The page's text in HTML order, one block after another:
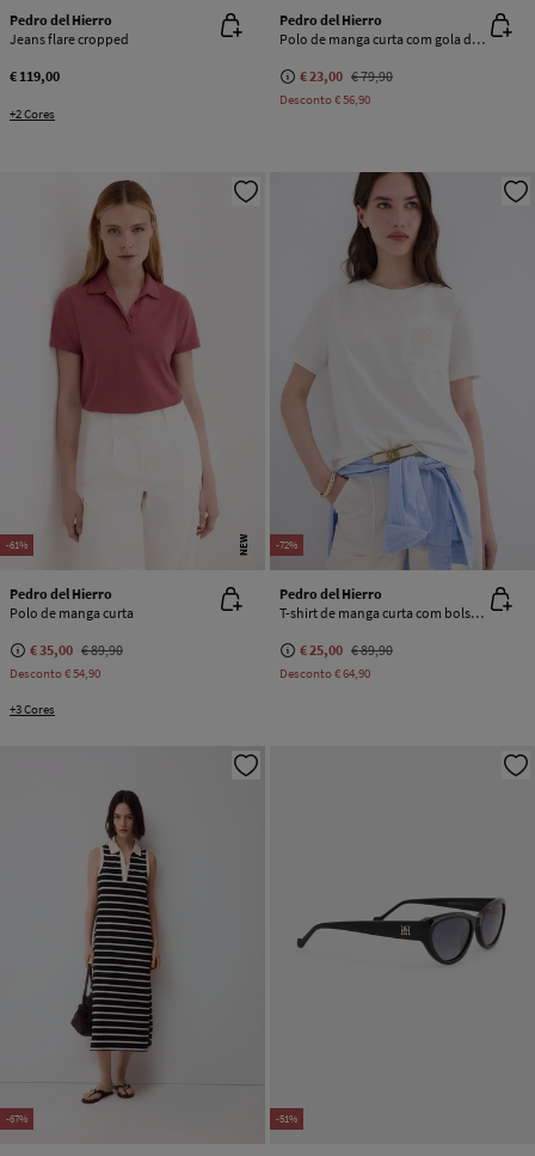
Pedro del Hierro
Jeans flare cropped
€ 119,00
+2 Cores
Pedro del Hierro
Polo de manga curta com gola desmentida
€ 23,00 € 79,90
Desconto€ 56,90
-61% NEW
Pedro del Hierro
Polo de manga curta
€ 35,00 € 89,90
Desconto€ 54,90
+3 Cores
-72%
Pedro del Hierro
T-shirt de manga curta com bolso e logo bordado
€ 25,00 € 89,90
Desconto€ 64,90
-67% -51%